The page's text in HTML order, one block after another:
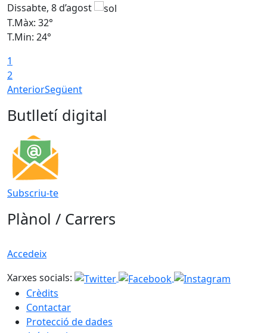
Dissabte, 8 d’agost
T.Màx: 32°
T.Min: 24°
1
2
AnteriorSegüent
Butlletí digital
Subscriu-te
Plànol / Carrers
Accedeix
Xarxes socials:
Crèdits
Contactar
Protecció de dades